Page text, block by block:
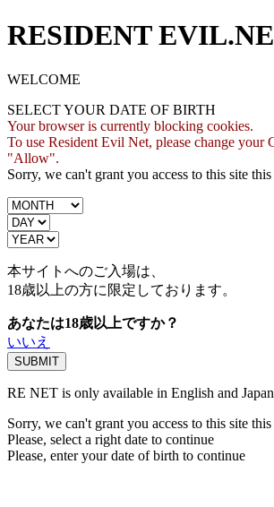
RESIDENT
WELCOME
SELECT YOUR DATE OF BIRTH
Your browser is currently blocking cookies.
To use Resident Evil Net, please change your
"Allow".
Sorry, we can't grant you access to this site
本サイトへのご入場は、
18歳以上の方に限定しております。
あなたは18歳以上ですか？
いいえ
RE NET is only available in English and
Sorry, we can't grant you access to this site
Please, select a right date to continue
Please, enter your date of birth to continue